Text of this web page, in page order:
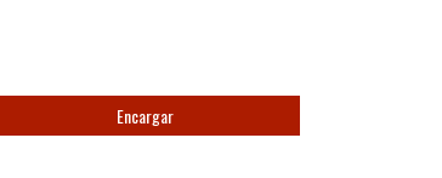
Encargar